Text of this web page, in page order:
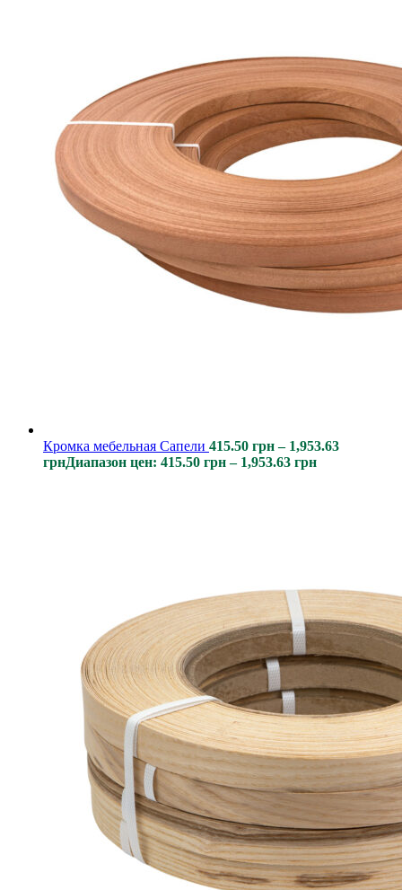
Кромка мебельная Сапели 415.50 грн – 1,953.63
грнДиапазон цен: 415.50 грн – 1,953.63 грн